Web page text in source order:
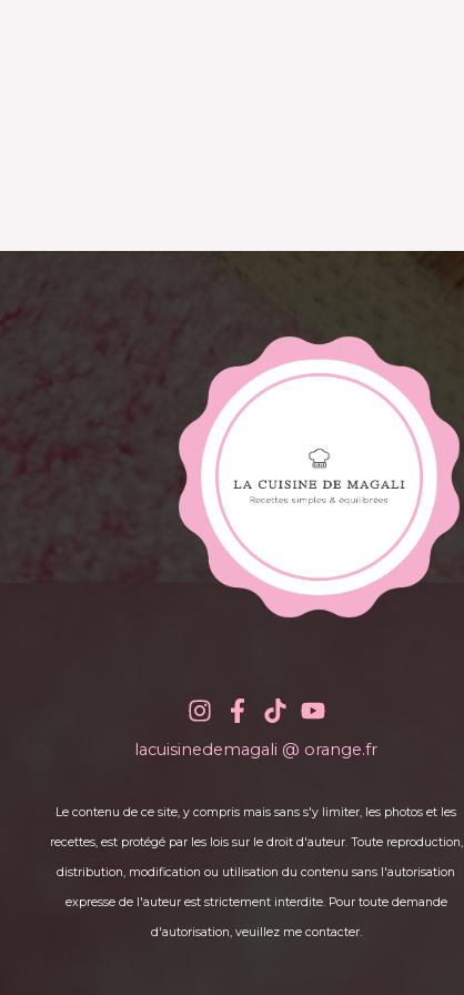
lacuisinedemagali @ orange.fr
Le contenu de ce site, y compris mais sans s'y limiter, les photos et les
recettes, est protégé par les lois sur le droit d'auteur. Toute reproduction,
distribution, modification ou utilisation du contenu sans l'autorisation
expresse de l'auteur est strictement interdite. Pour toute demande
d'autorisation, veuillez me contacter.